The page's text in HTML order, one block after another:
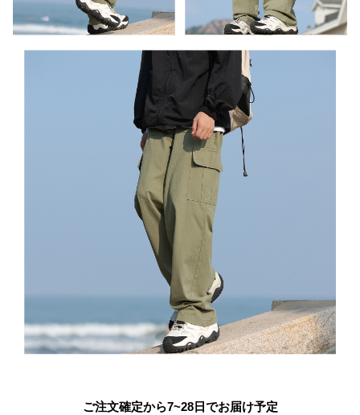
ご注文確定から7~28日でお届け予定